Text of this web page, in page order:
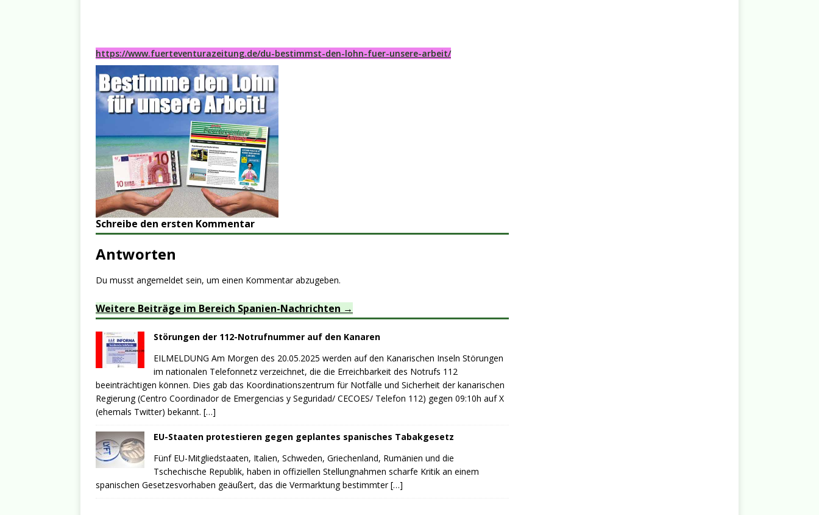
https://www.fuerteventurazeitung.de/du-bestimmst-den-lohn-fuer-unsere-arbeit/
Schreibe den ersten Kommentar
Antworten
Du musst angemeldet sein, um einen Kommentar abzugeben.
Weitere Beiträge im Bereich Spanien-Nachrichten
Störungen der 112-Notrufnummer auf den Kanaren
EILMELDUNG Am Morgen des 20.05.2025 werden auf den Kanarischen Inseln Störungen
im nationalen Telefonnetz verzeichnet, die die Erreichbarkeit des Notrufs 112
beeinträchtigen können. Dies gab das Koordinationszentrum für Notfälle und Sicherheit der kanarischen
Regierung (Centro Coordinador de Emergencias y Seguridad/ CECOES/ Telefon 112) gegen 09:10h auf X
(ehemals Twitter) bekannt. […]
EU-Staaten protestieren gegen geplantes spanisches Tabakgesetz
Fünf EU-Mitgliedstaaten, Italien, Schweden, Griechenland, Rumänien und die
Tschechische Republik, haben in offiziellen Stellungnahmen scharfe Kritik an einem
spanischen Gesetzesvorhaben geäußert, das die Vermarktung bestimmter[…]